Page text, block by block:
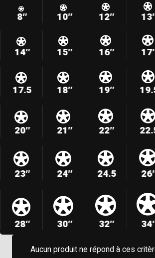
8″ 10″ 12″
14″ 15″ 16″
17.5 18″ 19″
20″ 21″ 22″
23″ 24″ 24.5
28″ 30″ 32″
Aucun produit ne répond à ces